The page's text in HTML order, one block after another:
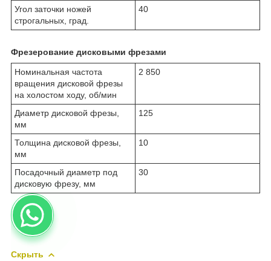
Угол заточки ножей
строгальных, град.
40
Фрезерование дисковыми фрезами
Номинальная частота
вращения дисковой фрезы
на холостом ходу, об/мин
2 850
Диаметр дисковой фрезы,
мм
125
Толщина дисковой фрезы,
мм
10
Посадочный диаметр под
дисковую фрезу, мм
30
Скрыть